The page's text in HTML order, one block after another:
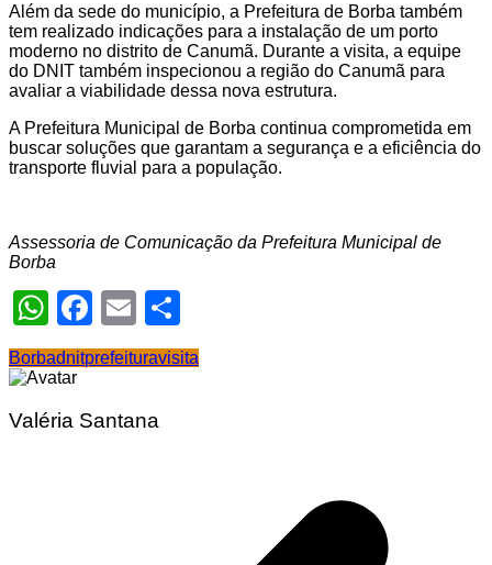
Além da sede do município, a Prefeitura de Borba também
tem realizado indicações para a instalação de um porto
moderno no distrito de Canumã. Durante a visita, a equipe
do DNIT também inspecionou a região do Canumã para
avaliar a viabilidade dessa nova estrutura.
A Prefeitura Municipal de Borba continua comprometida em
buscar soluções que garantam a segurança e a eficiência do
transporte fluvial para a população.
Assessoria de Comunicação da Prefeitura Municipal de
Borba
WhatsApp
Facebook
Email
Borbadnitprefeituravisita
Valéria Santana